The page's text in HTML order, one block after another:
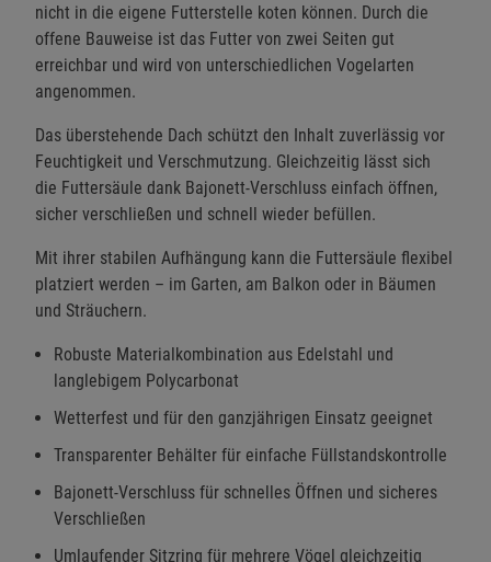
nicht in die eigene Futterstelle koten können. Durch die
offene Bauweise ist das Futter von zwei Seiten gut
erreichbar und wird von unterschiedlichen Vogelarten
angenommen.
Das überstehende Dach schützt den Inhalt zuverlässig vor
Feuchtigkeit und Verschmutzung. Gleichzeitig lässt sich
die Futtersäule dank Bajonett-Verschluss einfach öffnen,
sicher verschließen und schnell wieder befüllen.
Mit ihrer stabilen Aufhängung kann die Futtersäule flexibel
platziert werden – im Garten, am Balkon oder in Bäumen
und Sträuchern.
Robuste Materialkombination aus Edelstahl und
langlebigem Polycarbonat
Wetterfest und für den ganzjährigen Einsatz geeignet
Transparenter Behälter für einfache Füllstandskontrolle
Bajonett-Verschluss für schnelles Öffnen und sicheres
Verschließen
Umlaufender Sitzring für mehrere Vögel gleichzeitig